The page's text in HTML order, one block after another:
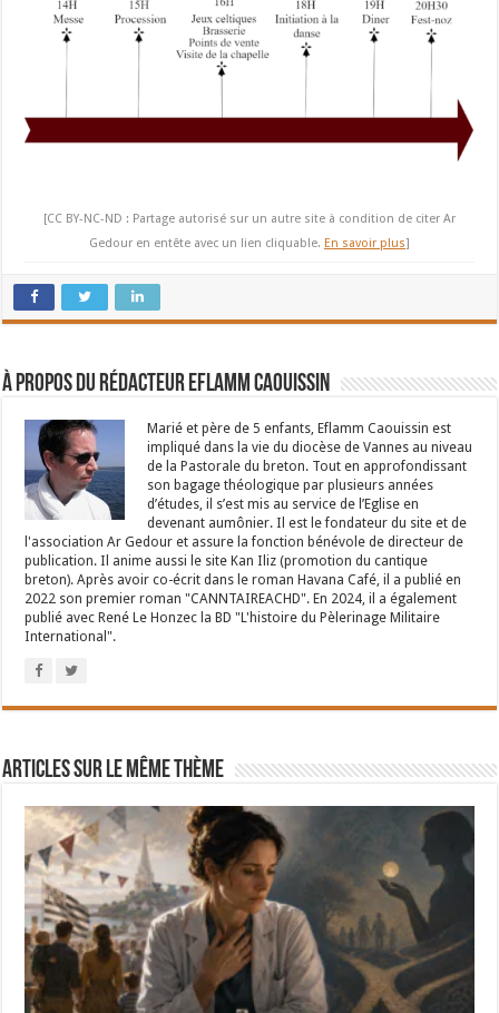
[CC BY-NC-ND : Partage autorisé sur un autre site à condition de citer Ar
Gedour en entête avec un lien cliquable. En savoir plus]
À propos du rédacteur Eflamm Caouissin
Marié et père de 5 enfants, Eflamm Caouissin est
impliqué dans la vie du diocèse de Vannes au niveau
de la Pastorale du breton. Tout en approfondissant
son bagage théologique par plusieurs années
d’études, il s’est mis au service de l’Eglise en
devenant aumônier. Il est le fondateur du site et de
l'association Ar Gedour et assure la fonction bénévole de directeur de
publication. Il anime aussi le site Kan Iliz (promotion du cantique
breton). Après avoir co-écrit dans le roman Havana Café, il a publié en
2022 son premier roman "CANNTAIREACHD". En 2024, il a également
publié avec René Le Honzec la BD "L'histoire du Pèlerinage Militaire
International".
Articles sur le même thème